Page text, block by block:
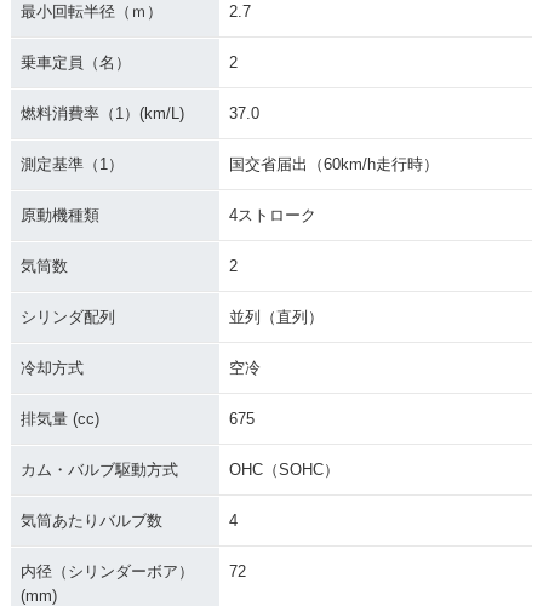
2006年 W650 ロー
ーチェンジ
2006年 W650 アッ
ラーチェンジ
2005年 W650 Chro
me Version アップ
別・限定仕様
2005年 W650 ロー
シートパッケージ ロ
ハンドル仕様
プハンドル仕様・カ
最小回転半径（ｍ） 2.7
乗車定員（名） 2
燃料消費率（1）(km/L) 37.0
測定基準（1） 国交省届出（60km/h走行時）
原動機種類 4ストローク
気筒数 2
シリンダ配列 並列（直列）
冷却方式 空冷
排気量 (cc) 675
カム・バルブ駆動方式 OHC（SOHC）
気筒あたりバルブ数 4
内径（シリンダーボア）
(mm)
72